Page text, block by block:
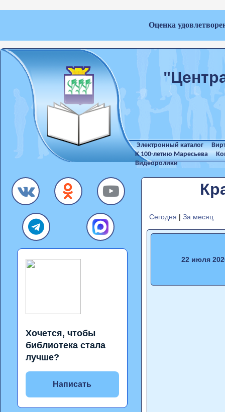
Оценка
Электронный каталог
К 100-летию Маресьева
Видеоролики
Хочется, чтобы
библиотека стала
лучше?
Написать
Сегодня | За месяц
22 июля